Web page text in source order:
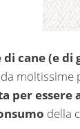
di cane (e
per essere
della